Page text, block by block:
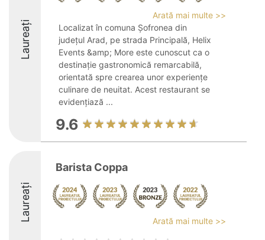
Laureați
Arată mai multe >>
Localizat în comuna Șofronea din
județul Arad, pe strada Principală, Helix
Events &amp; More este cunoscut ca o
destinație gastronomică remarcabilă,
orientată spre crearea unor experiențe
culinare de neuitat. Acest restaurant se
evidențiază ...
9.6
Laureați
Barista Coppa
Arată mai multe >>